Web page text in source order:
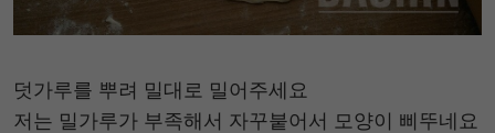
덧가루를 뿌려 밀대로 밀어주세요
저는 밀가루가 부족해서 자꾸붙어서 모양이 삐뚜네요